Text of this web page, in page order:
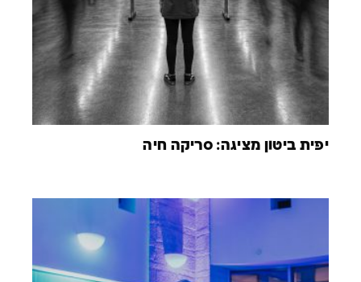
יפית ביטון מציגה: סריקה חיה